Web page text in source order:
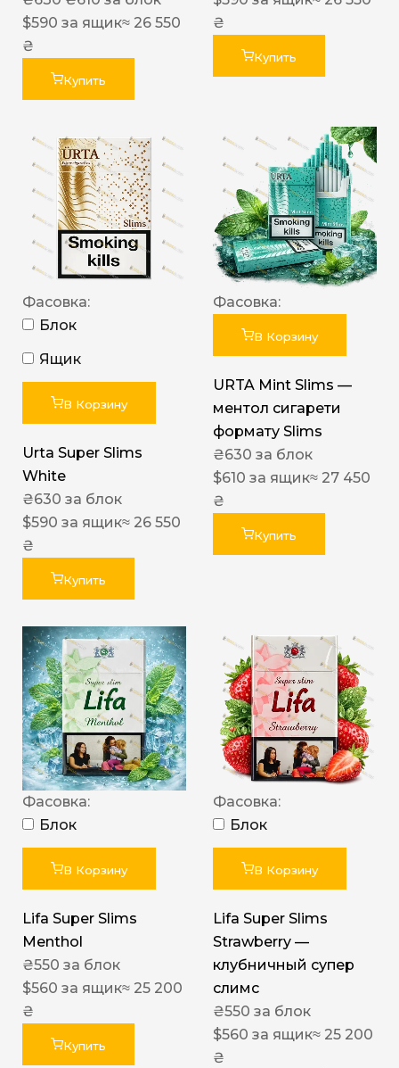
$590 за ящик≈ 26 550
₴
Купить
₴
Купить
Фасовка:
Блок
Ящик
В Корзину
Urta Super Slims
White
₴630 за блок
$590 за ящик≈ 26 550
₴
Купить
Фасовка:
В Корзину
URTA Mint Slims —
ментол сигарети
формату Slims
₴630 за блок
$610 за ящик≈ 27 450
₴
Купить
Фасовка:
Блок
В Корзину
Lifa Super Slims
Menthol
₴550 за блок
$560 за ящик≈ 25 200
₴
Купить
Фасовка:
Блок
В Корзину
Lifa Super Slims
Strawberry —
клубничный супер
слимс
₴550 за блок
$560 за ящик≈ 25 200
₴